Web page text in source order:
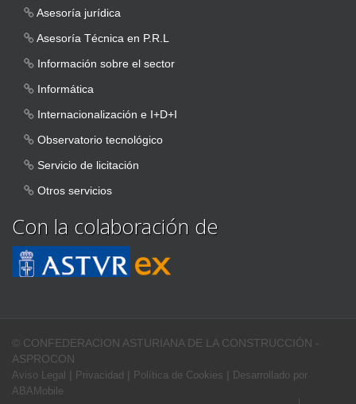
Asesoría jurídica
Asesoría Técnica en P.R.L
Información sobre el sector
Informática
Internacionalización e I+D+I
Observatorio tecnológico
Servicio de licitación
Otros servicios
Con la colaboración de
© CONFEDERACION ASTURIANA DE LA CONSTRUCCIÓN -
ASPROCON
Aviso Legal | Privacidad | Política de Cookies | Desarrollado por
ABAMobile